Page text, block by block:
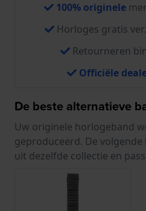
100% originele
Horloges gratis
Retourneren
Officiële
De beste alternatieve
Uw originele horlogeband
geproduceerd. De
uit dezelfde collectie en